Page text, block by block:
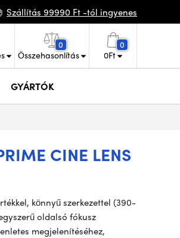
Szállítás 99990 Ft -tól ingyenes
0
Összehasonlítás
0
0Ft
GYÁRTÓK
CINE LENS
könnyű szerkezettel (390-
oldalsó fókusz
megjelenítéséhez,